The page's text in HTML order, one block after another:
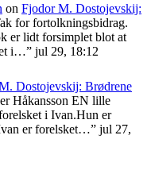
on Fjodor M. Dostojevskij:
for fortolkningsbidrag.
er lidt forsimplet blot at
i…” jul 29, 18:12
Dostojevskij: Brødrene
Håkansson EN lille
i Ivan.Hun er
er forelsket…” jul 27,